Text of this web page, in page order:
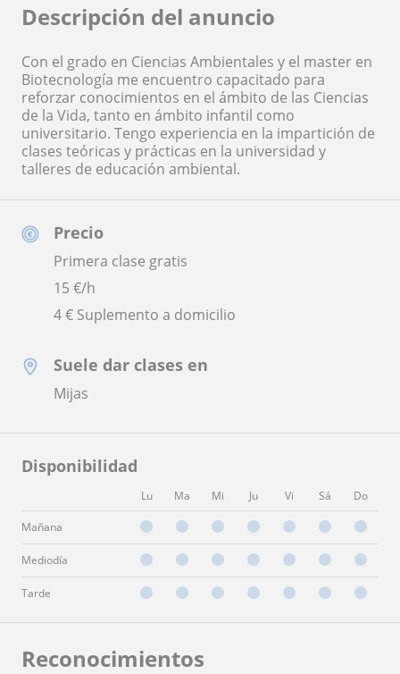
Precio
Primera clase gratis
15€/h
4 € Suplemento a domicilio
Suele dar clases en
Mijas
Disponibilidad
Lu Ma Mi Ju Vi Sá Do
Mañana
Mediodía
Tarde
Descripción del anuncio
Con el grado en Ciencias Ambientales y el master en
Biotecnología me encuentro capacitado para
reforzar conocimientos en el ámbito de las Ciencias
de la Vida, tanto en ámbito infantil como
universitario. Tengo experiencia en la impartición de
clases teóricas y prácticas en la universidad y
talleres de educación ambiental.
Reconocimientos